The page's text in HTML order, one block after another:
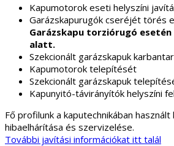
Kapumotorok eseti helyszíni
Garázskapurugók cseréjét törés
Garázskapu torziórugó esetén
alatt.
Szekcionált garázskapuk
Kapumotorok telepítését
Szekcionált garázskapuk
Kapunyitó-távirányítók helyszíni
Fő profilunk a kaputechnikában
hibaelhárítása és szervizelése.
További javítási információkat itt talál